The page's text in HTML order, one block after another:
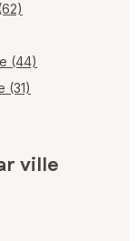
(44)
(31)
ville